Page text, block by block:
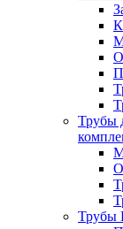
Трубы
Трубы